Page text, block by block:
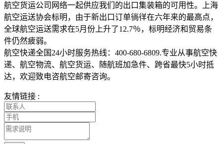
航空货运公司网络一起供应我们的出口集装箱的可用性。上海
航空运送协会标明，由于新出口订单徜徉在六年来的最高点，
全球航空运送需求在5月份上升了12.7％，标明经济和贸易条
件仍然疲弱。
航空快递全国24小时服务热线：400-680-6809.专业从事航空快
递、航空物流、航空货运、随航班加急件、跨省最快5小时抵
达，欢迎致电咨航空邮寄咨询。
友情链接 :